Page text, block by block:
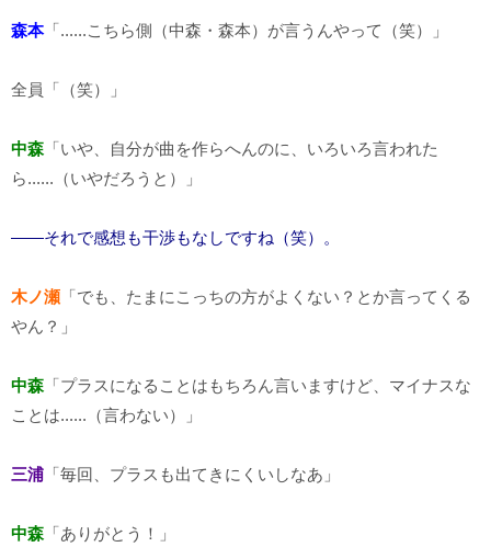
森本「......こちら側（中森・森本）が言うんやって（笑）」
全員「（笑）」
中森 「いや、自分が曲を作らへんのに、いろいろ言われた
ら......（いやだろうと）」
――それで感想も干渉もなしですね（笑）。
木ノ瀬 「でも、たまにこっちの方がよくない？とか言ってくる
やん？」
中森 「プラスになることはもちろん言いますけど、マイナスな
ことは......（言わない）」
三浦 「毎回、プラスも出てきにくいしなあ」
中森 「ありがとう！」